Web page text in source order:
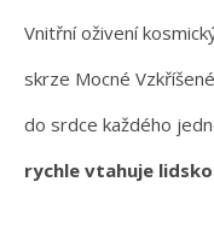
Vnitřní oživení
skrze Mocné
do srdce každého
rychle vtahuje